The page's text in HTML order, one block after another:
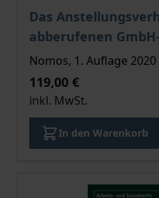
Das
abberufenen
Der Preis dieses Titels
Nomos, 1. Auflage 2020
119,00 €
inkl. MwSt.
In den Warenkorb